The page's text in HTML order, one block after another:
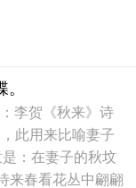
李贺《秋来》诗
此用来比喻妻子
：在妻子的秋坟
来春看花丛中翩翩